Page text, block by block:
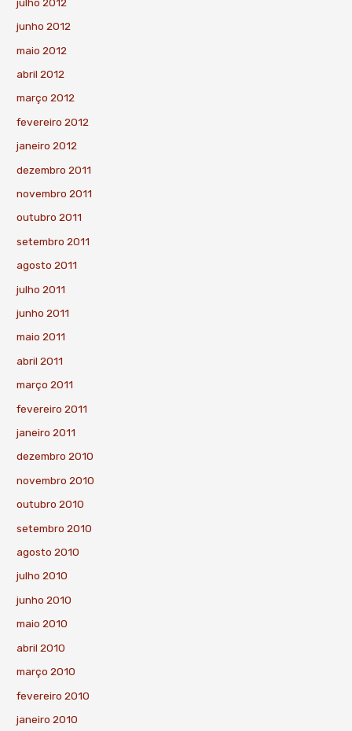
junho 2012
maio 2012
abril 2012
março 2012
fevereiro 2012
janeiro 2012
dezembro 2011
novembro 2011
outubro 2011
setembro 2011
agosto 2011
julho 2011
junho 2011
maio 2011
abril 2011
março 2011
fevereiro 2011
janeiro 2011
dezembro 2010
novembro 2010
outubro 2010
setembro 2010
agosto 2010
julho 2010
junho 2010
maio 2010
abril 2010
março 2010
fevereiro 2010
janeiro 2010